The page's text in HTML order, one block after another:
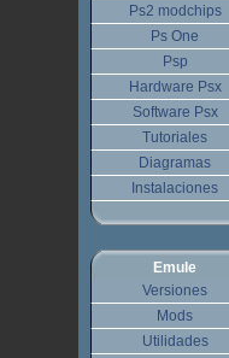
Ps2 modchips
Ps One
Psp
Hardware Psx
Software Psx
Tutoriales
Diagramas
Instalaciones
Emule
Versiones
Mods
Utilidades